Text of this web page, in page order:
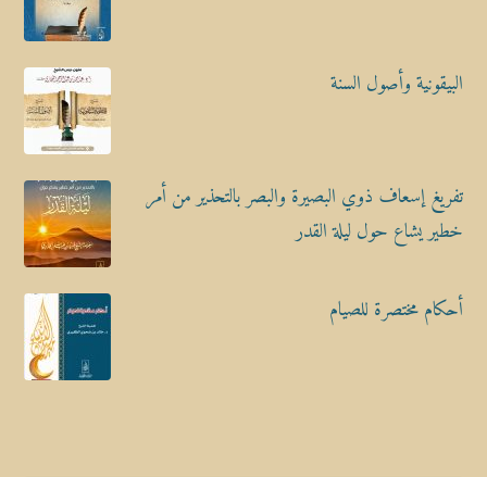
البيقونية وأصول السنة
تفريغ إسعاف ذوي البصيرة والبصر بالتحذير من أمر
خطير يشاع حول ليلة القدر
أحكام مختصرة للصيام